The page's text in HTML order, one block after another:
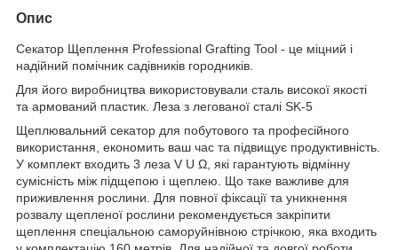
Опис
Секатор Щеплення Professional Grafting Tool - це міцний і
надійний помічник садівників городників.
Для його виробництва використовували сталь високої якості
та армований пластик. Леза з легованої сталі SK-5
Щеплювальний секатор для побутового та професійного
використання, економить ваш час та підвищує продуктивність.
У комплект входить 3 леза V U Ω, які гарантують відмінну
сумісність між підщепою і щеплею. Що таке важливе для
приживлення рослини. Для повної фіксації та уникнення
розвалу щепленої рослини рекомендується закріпити
щеплення спеціальною саморуйнівною стрічкою, яка входить